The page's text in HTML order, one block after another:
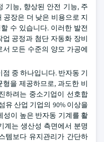
기능, 향상된 안전 기능, 주
장은 더 낮은 비용으로 지
수 있습니다. 이러한 발전
공정과 첨단 자동화 장비
모든 수준의 양모 가공에
중 하나입니다. 반자동 기
을 제공하므로, 과도한 비
하려는 중소기업이 선호합
유 산업 기업의 90% 이상을
성이 높은 반자동 기계를 활
계는 생산성 측면에서 분명
템보다 유지관리가 간단하